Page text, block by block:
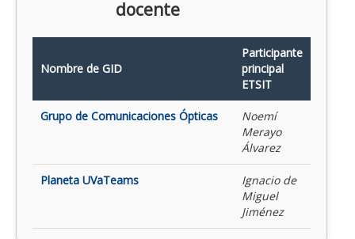
docente
Nombre de GID
Participante
principal
ETSIT
Grupo de Comunicaciones Ópticas
Noemí
Merayo
Álvarez
Planeta UVaTeams
Ignacio de
Miguel
Jiménez